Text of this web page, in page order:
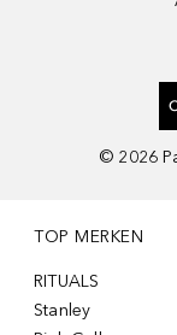
© 2026
TOP MERKEN
RITUALS
Stanley